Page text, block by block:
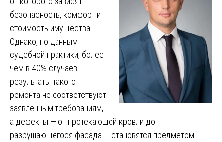
безопасность, комфорт и
стоимость имущества.
Однако, по данным
судебной практики, более
чем в 40% случаев
результаты такого
ремонта не соответствуют
заявленным требованиям,
а дефекты — от протекающей кровли до
разрушающегося фасада — становятся предметом